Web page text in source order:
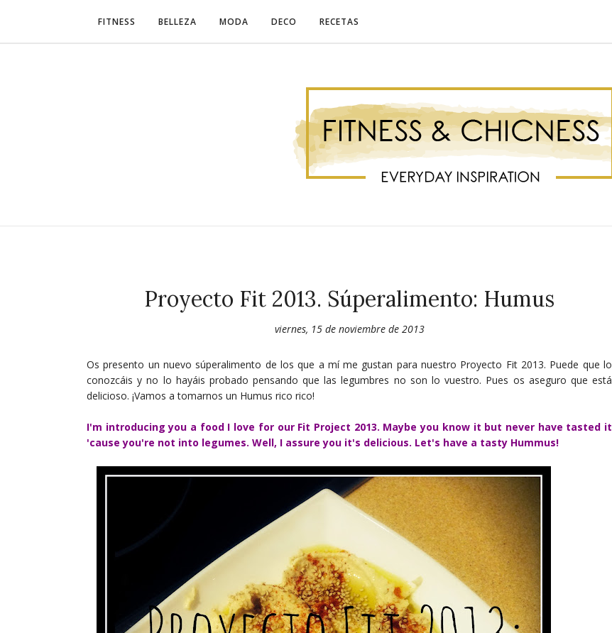
FITNESS BELLEZA MODA DECO RECETAS
Proyecto Fit 2013. Súperalimento: Humus
viernes, 15 de noviembre de 2013
Os presento un nuevo súperalimento de los que a mí me gustan para nuestro Proyecto Fit 2013. Puede que lo
conozcáis y no lo hayáis probado pensando que las legumbres no son lo vuestro. Pues os aseguro que está
delicioso. ¡Vamos a tomarnos un Humus rico rico!
I'm introducing you a food I love for our Fit Project 2013. Maybe you know it but never have tasted it
'cause you're not into legumes. Well, I assure you it's delicious. Let's have a tasty Hummus!